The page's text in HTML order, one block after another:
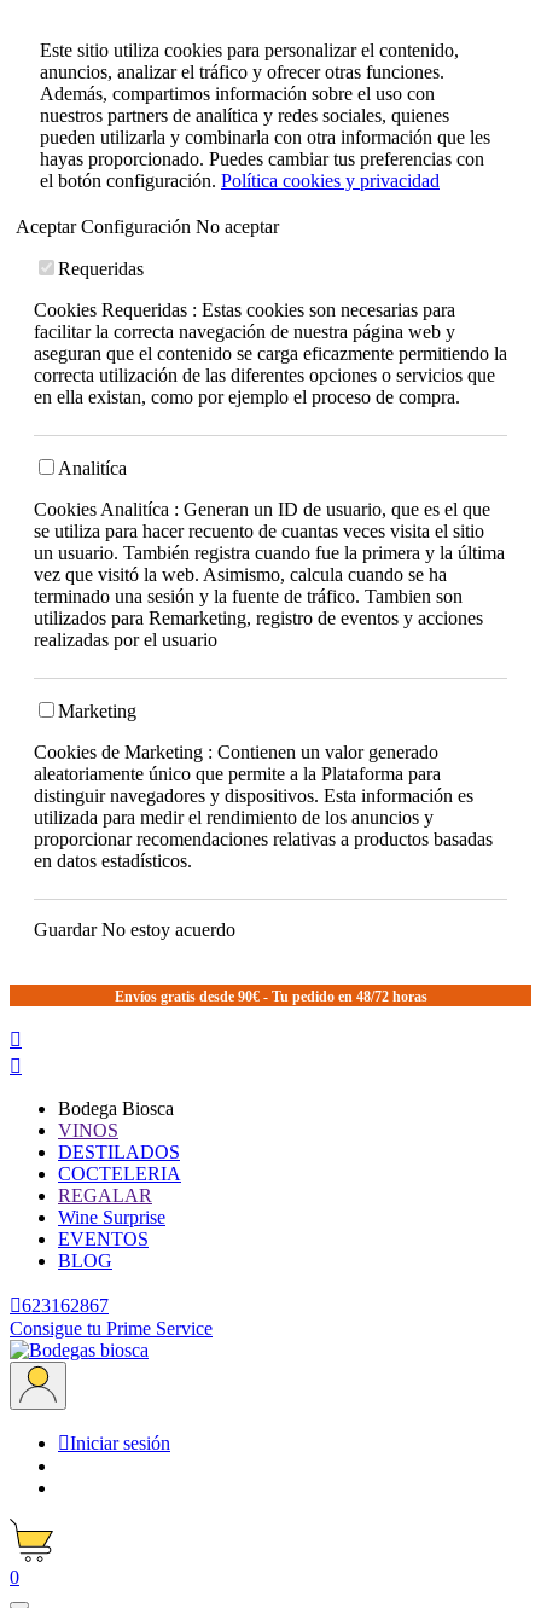
Este sitio utiliza cookies para personalizar el contenido,
anuncios, analizar el tráfico y ofrecer otras funciones.
Además, compartimos información sobre el uso con
nuestros partners de analítica y redes sociales, quienes
pueden utilizarla y combinarla con otra información que les
hayas proporcionado. Puedes cambiar tus preferencias con
el botón configuración. Política cookies y privacidad
AceptarConfiguración No aceptar
Requeridas
Cookies Requeridas : Estas cookies son necesarias para
facilitar la correcta navegación de nuestra página web y
aseguran que el contenido se carga eficazmente permitiendo la
correcta utilización de las diferentes opciones o servicios que
en ella existan, como por ejemplo el proceso de compra.
Analitíca
Cookies Analitíca : Generan un ID de usuario, que es el que
se utiliza para hacer recuento de cuantas veces visita el sitio
un usuario. También registra cuando fue la primera y la última
vez que visitó la web. Asimismo, calcula cuando se ha
terminado una sesión y la fuente de tráfico. Tambien son
utilizados para Remarketing, registro de eventos y acciones
realizadas por el usuario
Marketing
Cookies de Marketing : Contienen un valor generado
aleatoriamente único que permite a la Plataforma para
distinguir navegadores y dispositivos. Esta información es
utilizada para medir el rendimiento de los anuncios y
proporcionar recomendaciones relativas a productos basadas
en datos estadísticos.
GuardarNo estoy acuerdo
Envíos gratis desde 90€ - Tu pedido en 48/72 horas


Bodega Biosca
VINOS
DESTILADOS
COCTELERIA
REGALAR
Wine Surprise
EVENTOS
BLOG
623162867
Consigue tu Prime Service
Iniciar sesión
0